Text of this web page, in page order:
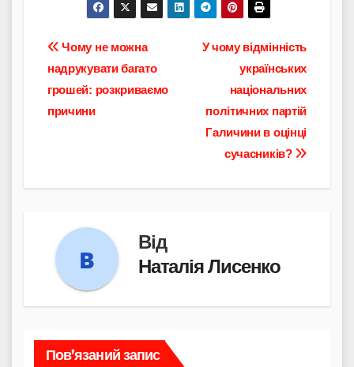
Навігація
записів
У чому відмінність
українських
національних
політичних партій
Галичини в оцінці
сучасників?
Чому не можна
надрукувати багато
грошей: розкриваємо
причини
Від
Наталія Лисенко
Пов’язаний запис